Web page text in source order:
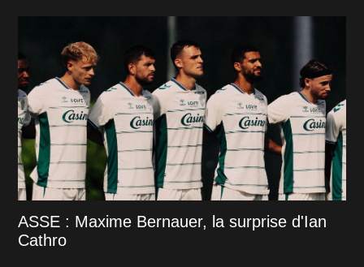
ASSE : Maxime Bernauer, la surprise d'Ian
Cathro